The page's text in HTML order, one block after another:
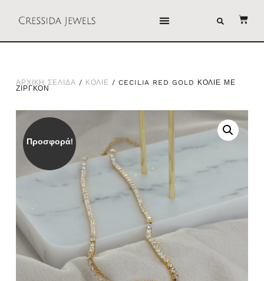
ΑΡΧΙΚΗ ΣΕΛΙΔΑ / ΚΟΛΙΕ / CECILIA RED GOLD ΚΟΛΙΕ ΜΕ
ΖΙΡΓΚΟΝ
Προσφορά!